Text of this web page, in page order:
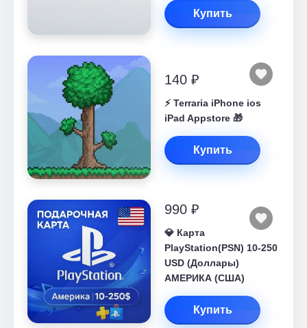
Купить
140 ₽
⚡️ Terraria iPhone ios
iPad Appstore 🎁
Купить
990 ₽
💎 Карта
PlayStation(PSN) 10-250
USD (Доллары)
АМЕРИКА (США)
Купить